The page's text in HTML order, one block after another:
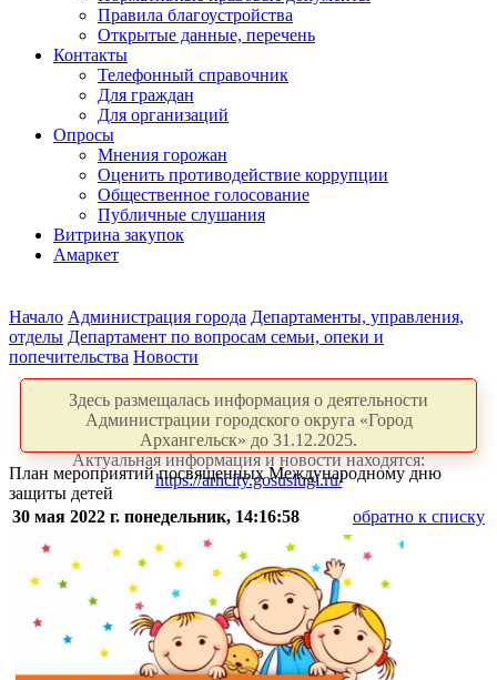
Правила благоустройства
Открытые данные, перечень
Контакты
Телефонный справочник
Для граждан
Для организаций
Опросы
Мнения горожан
Оценить противодействие коррупции
Общественное голосование
Публичные слушания
Витрина закупок
Амаркет
Начало Администрация города Департаменты, управления,
отделы Департамент по вопросам семьи, опеки и
попечительства Новости
Здесь размещалась информация о деятельности
Администрации городского округа «Город
Архангельск» до 31.12.2025.
Актуальная информация и новости находятся:
https://arhcity.gosuslugi.ru/
План мероприятий посвященных Международному дню
защиты детей
30 мая 2022 г. понедельник, 14:16:58
обратно к списку